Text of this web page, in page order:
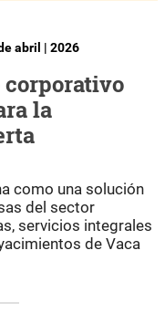
abril | 2026
corporativo
la
como una solución
del sector
servicios integrales
de Vaca